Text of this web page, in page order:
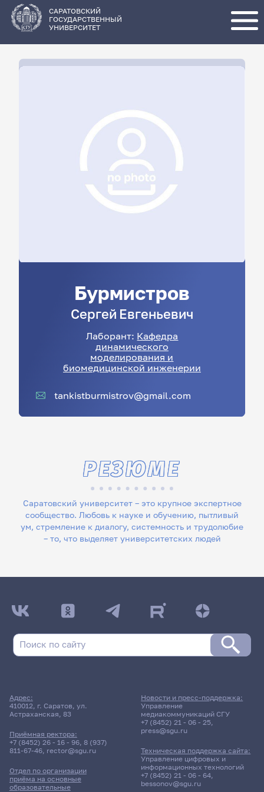
основному
содержанию
САРАТОВСКИЙ
ГОСУДАРСТВЕННЫЙ
УНИВЕРСИТЕТ
Бурмистров
Сергей Евгеньевич
Лаборант: Кафедра
динамического
моделирования и
биомедицинской инженерии
tankistburmistrov@gmail.com
Саратовский университет – это крупное экспертное
сообщество. Любовь к науке и обучению, пытливый
ум, стремление к диалогу, системность и трудолюбие
– то, что выделяет университетских людей
РЕЗЮМЕ
Адрес:
410012, г. Саратов, ул.
Астраханская, 83
Приёмная ректора:
+7 (8452) 26 - 16 - 96, 8 (937)
811-67-46, rector@sgu.ru
Отдел по организации
приёма на основные
образовательные
Новости и пресс-поддержка:
Управление
медиакоммуникаций СГУ
+7 (8452) 21 - 06 - 25,
press@sgu.ru
Техническая поддержка сайта:
Управление цифровых и
информационных технологий
+7 (8452) 21 - 06 - 64,
bessonov@sgu.ru